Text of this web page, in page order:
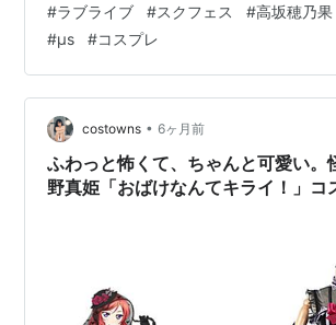
とアイドル”が好き、でも写真はしっかり
な人にちょうどいいバランス感です。 穂
で一直線。ちょっと不器用でも、笑顔で
でいくタイプのスクールアイドル。だか
装は「可愛く着る」だけじゃなく、“元気
えるのが楽しいところ。ポーズや表情を…
#ラブライブ #スクフェス #高坂穂乃果
#μs #コスプレ
costowns • 6ヶ月前
ふわっと怖くて、ちゃんと可愛い。
野真姫「おばけなんてキライ！」コ